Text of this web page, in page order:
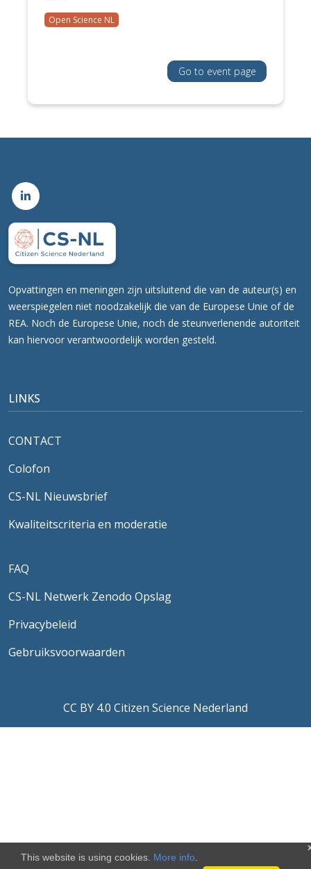
Open Science NL
Go to event page
This website is using cookies. More info
Opvattingen en meningen zijn uitsluitend die van de auteur(s) en
weerspiegelen niet noodzakelijk die van de Europese Unie of de
REA. Noch de Europese Unie, noch de steunverlenende autoriteit
kan hiervoor verantwoordelijk worden gesteld.
LINKS
CONTACT
Colofon
CS-NL Nieuwsbrief
Kwaliteitscriteria en moderatie
FAQ
CS-NL Netwerk Zenodo Opslag
Privacybeleid
Gebruiksvoorwaarden
CC BY 4.0 Citizen Science Nederland